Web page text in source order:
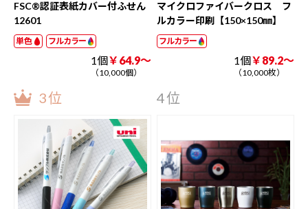
FSC®認証表紙カバー付ふせん
12601
単色 フルカラー
1個￥64.9～
（10,000個）
マイクロファイバークロス フ
ルカラー印刷【150×150㎜】
フルカラー
1個￥89.2～
（10,000枚）
3位 4位